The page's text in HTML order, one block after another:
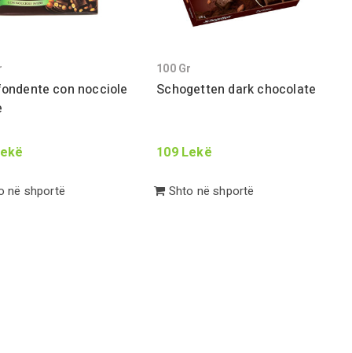
con nocciole
në shportë
Schogetten dark chocolate
100Gr
109Lekë
Shto në shportë